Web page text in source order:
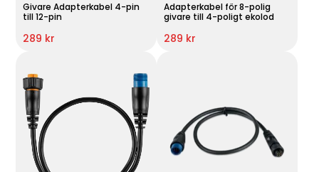
Givare Adapterkabel 4-pin
till 12-pin
289 kr
Adapterkabel för 8-polig
givare till 4-poligt ekolod
289 kr